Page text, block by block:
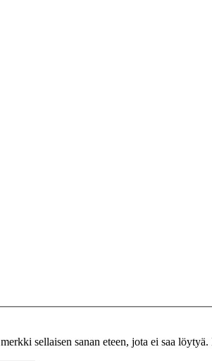
merkki sellaisen sanan eteen, jota ei saa